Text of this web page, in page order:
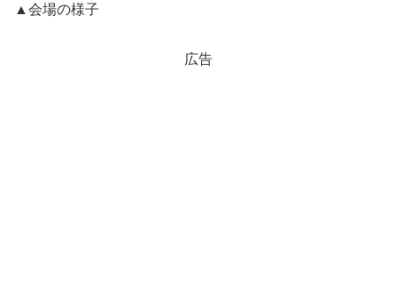
▲会場の様子
広告